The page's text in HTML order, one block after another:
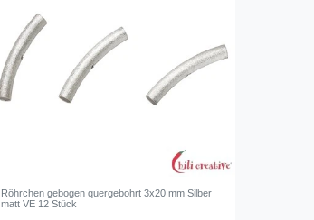
Röhrchen gebogen quergebohrt 3x20 mm Silber
matt VE 12 Stück